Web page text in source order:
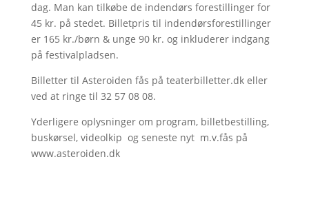
dag. Man kan tilkøbe de indendørs forestillinger for
45 kr. på stedet. Billetpris til indendørsforestillinger
er 165 kr./børn & unge 90 kr. og inkluderer indgang
på festivalpladsen.
Billetter til Asteroiden fås på teaterbilletter.dk eller
ved at ringe til 32 57 08 08.
Yderligere oplysninger om program, billetbestilling,
buskørsel, videolkip og seneste nyt m.v.fås på
www.asteroiden.dk